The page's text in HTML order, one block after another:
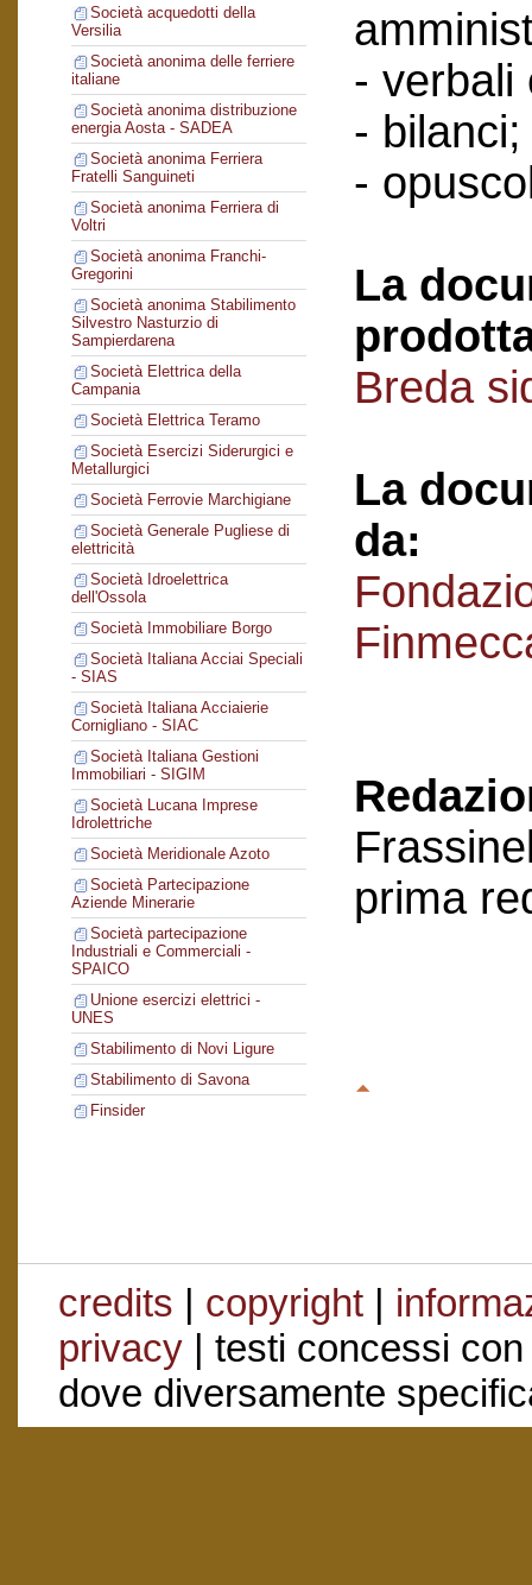
Società acquedotti della
Versilia
Società anonima delle ferriere
italiane
Società anonima distribuzione
energia Aosta - SADEA
Società anonima Ferriera
Fratelli Sanguineti
Società anonima Ferriera di
Voltri
Società anonima Franchi-
Gregorini
Società anonima Stabilimento
Silvestro Nasturzio di
Sampierdarena
Società Elettrica della
Campania
Società Elettrica Teramo
Società Esercizi Siderurgici e
Metallurgici
Società Ferrovie Marchigiane
Società Generale Pugliese di
elettricità
Società Idroelettrica
dell'Ossola
Società Immobiliare Borgo
Società Italiana Acciai Speciali
- SIAS
Società Italiana Acciaierie
Cornigliano - SIAC
Società Italiana Gestioni
Immobiliari - SIGIM
Società Lucana Imprese
Idrolettriche
Società Meridionale Azoto
Società Partecipazione
Aziende Minerarie
Società partecipazione
Industriali e Commerciali -
SPAICO
Unione esercizi elettrici -
UNES
Stabilimento di Novi Ligure
Stabilimento di Savona
Finsider
- verbali
- bilanci;
-
La
Breda
La
da:
prima
credits | copyright|
privacy| testi concessi
dove diversamente